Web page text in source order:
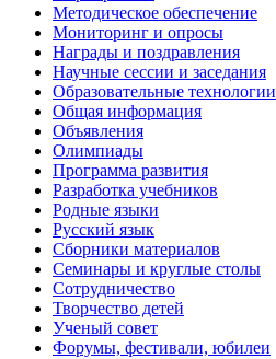
Методическое обеспечение
Мониторинг и опросы
Награды и поздравления
Научные сессии и заседания
Образовательные технологии
Общая информация
Объявления
Олимпиады
Программа развития
Разработка учебников
Родные языки
Русский язык
Сборники материалов
Семинары и круглые столы
Сотрудничество
Творчество детей
Ученый совет
Форумы, фестивали, юбилеи